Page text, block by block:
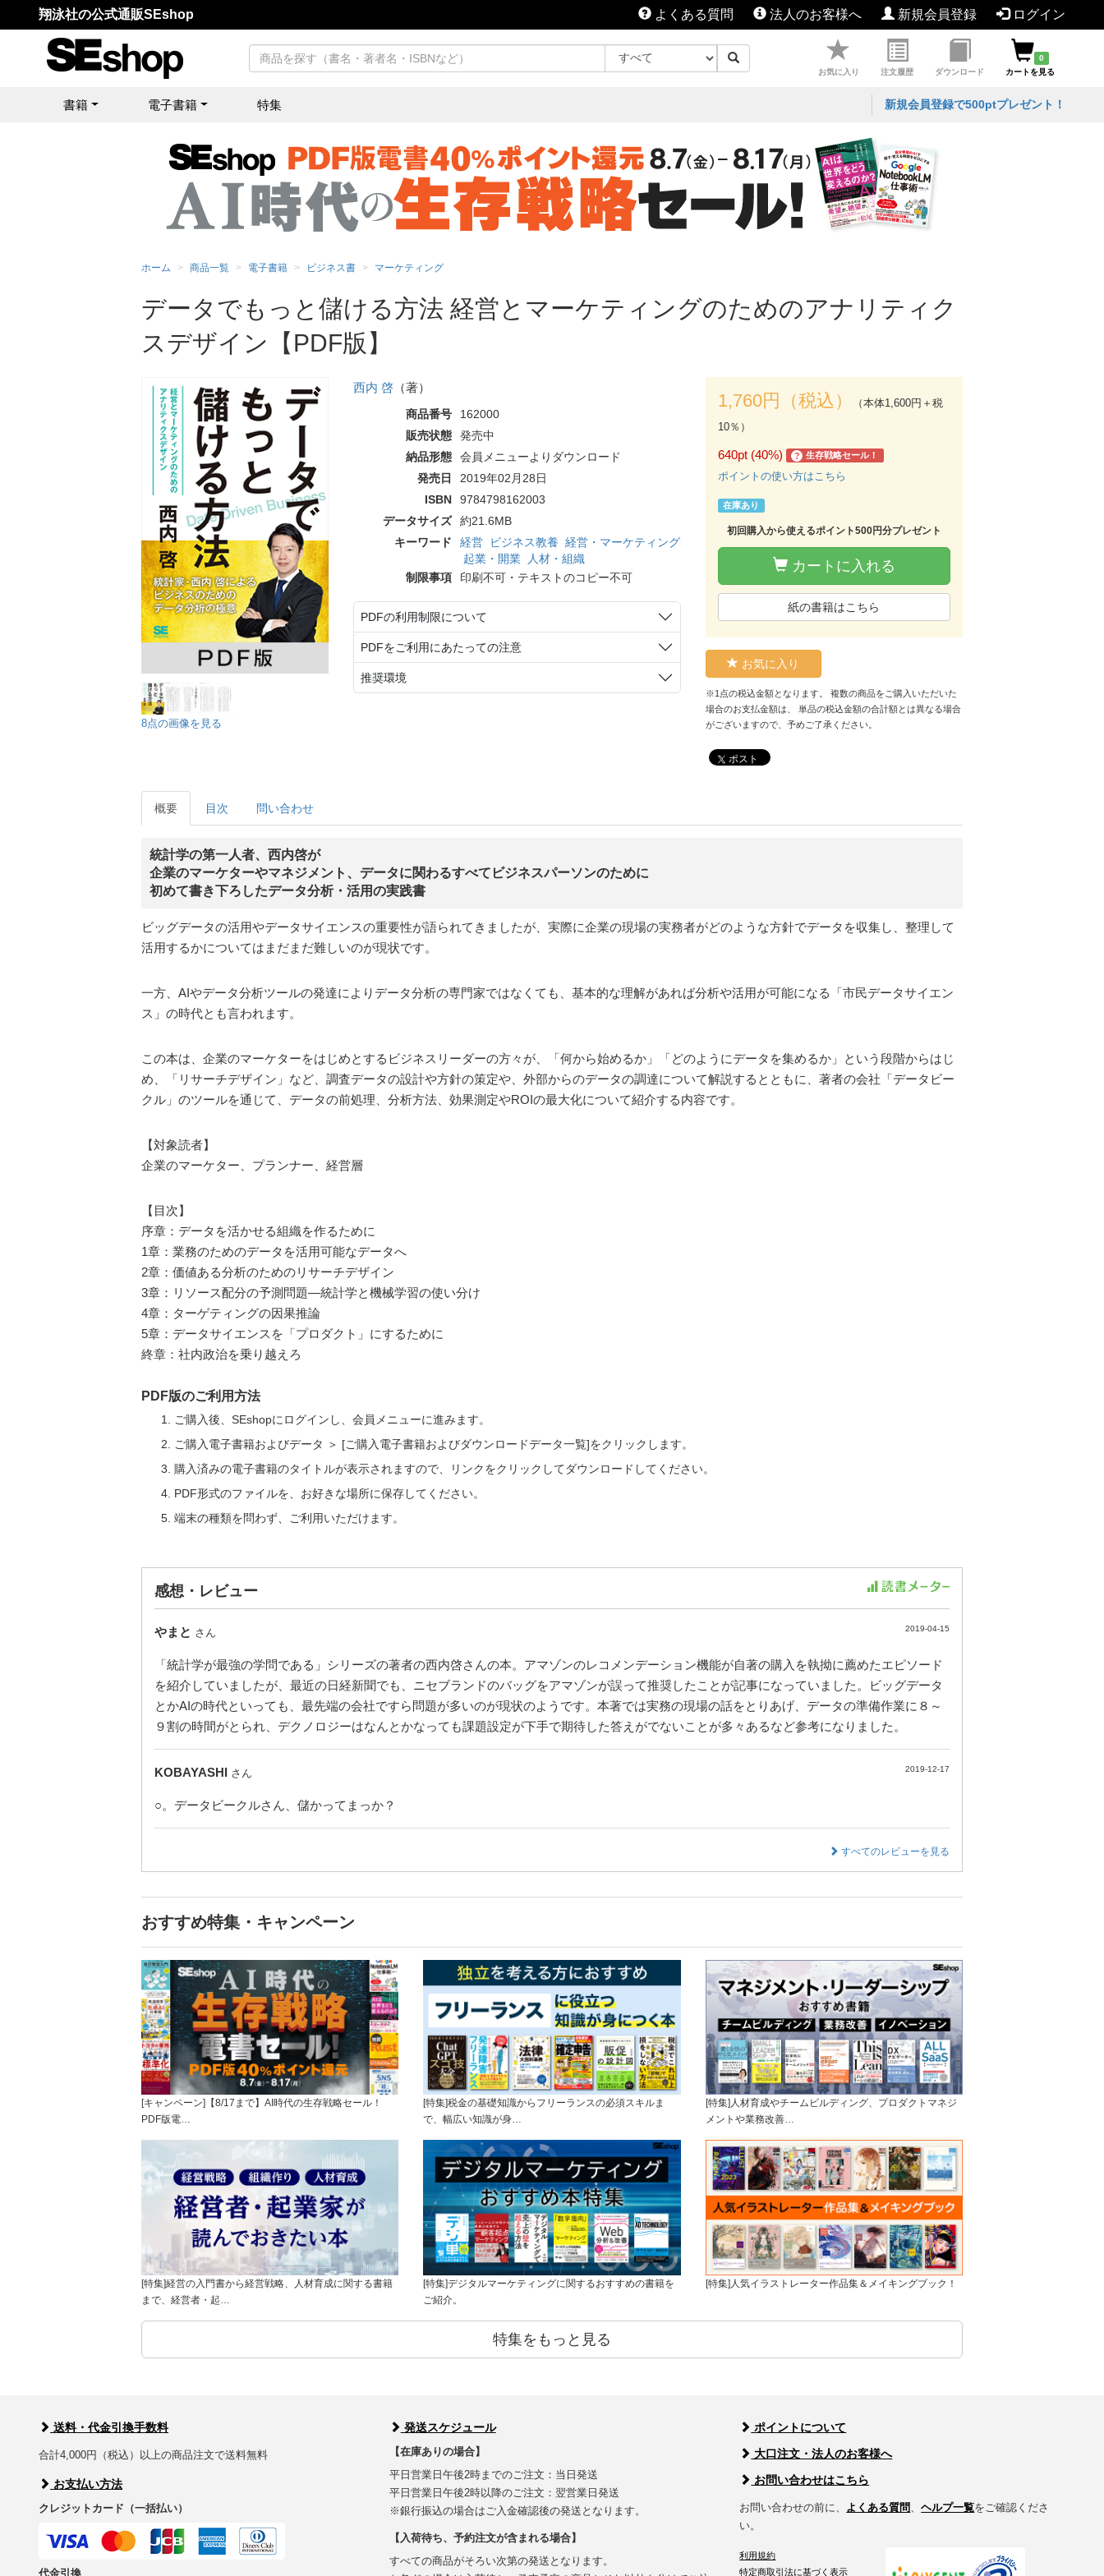
翔泳社の公式通販SEshop よくある質問 法人のお客様へ 新規会員登録 ログイン
お気に入り 注文履歴 ダウンロード
0
カートを見る
書籍 電子書籍 特集 新規会員登録で500ptプレゼント！
ホーム 商品一覧 電子書籍 ビジネス書 マーケティング
データでもっと儲ける方法 経営とマーケティングのためのアナリティク
スデザイン【PDF版】
8点の画像を見る
西内 啓（著）
商品番号
162000
販売状態
発売中
納品形態
会員メニューよりダウンロード
発売日
2019年02月28日
ISBN
9784798162003
データサイズ
約21.6MB
キーワード
経営 ビジネス教養 経営・マーケティング
起業・開業
人材・組織
制限事項
印刷不可・テキストのコピー不可
PDFの利用制限について
PDFをご利用にあたっての注意
推奨環境
1,760円（税込）
（本体1,600円＋税
10％）
640pt (40%) ? 生存戦略セール！
ポイントの使い方はこちら
在庫あり
初回購入から使えるポイント500円分プレゼント
カートに入れる
紙の書籍はこちら
お気に入り
※1点の税込金額となります。 複数の商品をご購入いただいた
場合のお支払金額は、 単品の税込金額の合計額とは異なる場合
がございますので、予めご了承ください。
ポスト
概要 目次 問い合わせ
統計学の第一人者、西内啓が
企業のマーケターやマネジメント、データに関わるすべてビジネスパーソンのために
初めて書き下ろしたデータ分析・活用の実践書
ビッグデータの活用やデータサイエンスの重要性が語られてきましたが、実際に企業の現場の実務者がどのような方針でデータを収集し、整理して
活用するかについてはまだまだ難しいのが現状です。
一方、AIやデータ分析ツールの発達によりデータ分析の専門家ではなくても、基本的な理解があれば分析や活用が可能になる「市民データサイエン
ス」の時代とも言われます。
この本は、企業のマーケターをはじめとするビジネスリーダーの方々が、「何から始めるか」「どのようにデータを集めるか」という段階からはじ
め、「リサーチデザイン」など、調査データの設計や方針の策定や、外部からのデータの調達について解説するとともに、著者の会社「データビー
クル」のツールを通じて、データの前処理、分析方法、効果測定やROIの最大化について紹介する内容です。
【対象読者】
企業のマーケター、プランナー、経営層
【目次】
序章：データを活かせる組織を作るために
1章：業務のためのデータを活用可能なデータへ
2章：価値ある分析のためのリサーチデザイン
3章：リソース配分の予測問題―統計学と機械学習の使い分け
4章：ターゲティングの因果推論
5章：データサイエンスを「プロダクト」にするために
終章：社内政治を乗り越えろ
PDF版のご利用方法
ご購入後、SEshopにログインし、会員メニューに進みます。
ご購入電子書籍およびデータ ＞ [ご購入電子書籍およびダウンロードデータ一覧]をクリックします。
購入済みの電子書籍のタイトルが表示されますので、リンクをクリックしてダウンロードしてください。
PDF形式のファイルを、お好きな場所に保存してください。
端末の種類を問わず、ご利用いただけます。
感想・レビュー
やまと さん 2019-04-15
「統計学が最強の学問である」シリーズの著者の西内啓さんの本。アマゾンのレコメンデーション機能が自著の購入を執拗に薦めたエピソード
を紹介していましたが、最近の日経新聞でも、ニセブランドのバッグをアマゾンが誤って推奨したことが記事になっていました。ビッグデータ
とかAIの時代といっても、最先端の会社ですら問題が多いのが現状のようです。本著では実務の現場の話をとりあげ、データの準備作業に８～
９割の時間がとられ、デクノロジーはなんとかなっても課題設定が下手で期待した答えがでないことが多々あるなど参考になりました。
KOBAYASHI さん 2019-12-17
○。データビークルさん、儲かってまっか？
すべてのレビューを見る
おすすめ特集・キャンペーン
[キャンペーン]【8/17まで】AI時代の生存戦略セール！
PDF版電…
[特集]税金の基礎知識からフリーランスの必須スキルま
で、幅広い知識が身…
[特集]人材育成やチームビルディング、プロダクトマネジ
メントや業務改善…
[特集]経営の入門書から経営戦略、人材育成に関する書籍
まで、経営者・起…
[特集]デジタルマーケティングに関するおすすめの書籍を
ご紹介。
[特集]人気イラストレーター作品集＆メイキングブック！
特集をもっと見る
送料・代金引換手数料
合計4,000円（税込）以上の商品注文で送料無料
お支払い方法
クレジットカード（一括払い）
代金引換
発送スケジュール
【在庫ありの場合】
平日営業日午後2時までのご注文：当日発送
平日営業日午後2時以降のご注文：翌営業日発送
※銀行振込の場合はご入金確認後の発送となります。
【入荷待ち、予約注文が含まれる場合】
すべての商品がそろい次第の発送となります。
ポイントについて
大口注文・法人のお客様へ
お問い合わせはこちら
お問い合わせの前に、 よくある質問 、ヘルプ一覧をご確認くださ
い。
利用規約
特定商取引法に基づく表示